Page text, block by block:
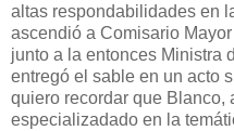
altas respondabilidades en
ascendió a Comisario
junto a la entonces Ministra
entregó el sable en un acto
quiero recordar que Blanco,
especializadado en la